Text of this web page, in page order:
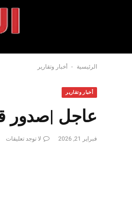
الرئيسية - أخبار وتقارير
أخبار وتقارير
عاجل |صدور
فبراير 21, 2026 لا توجد تعليقات